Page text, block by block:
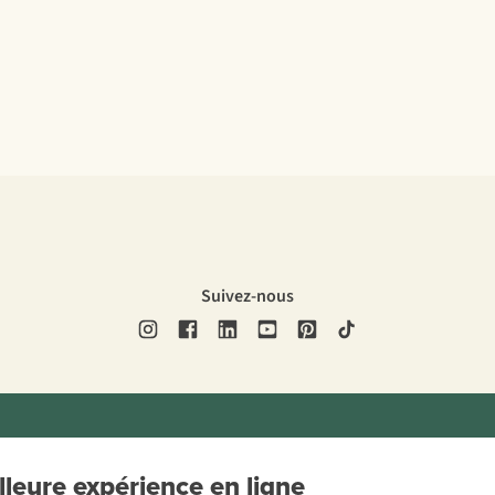
expérience en ligne
Suivez-nous